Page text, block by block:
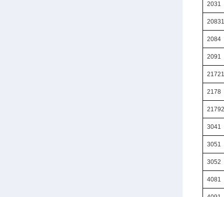
2031
20831
2084
2091
21721
2178
21792
3041
3051
3052
4081